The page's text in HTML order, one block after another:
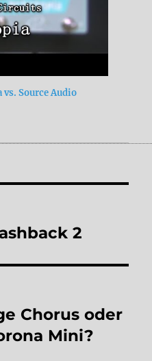
Source Audio
2
Chorus oder
Mini?